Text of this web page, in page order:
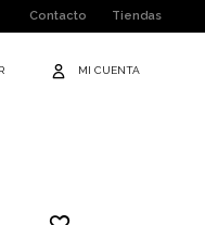
Contacto Tiendas